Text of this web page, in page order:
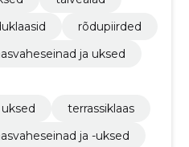
rõdupiirded
ja uksed
terrassiklaas
ja -uksed